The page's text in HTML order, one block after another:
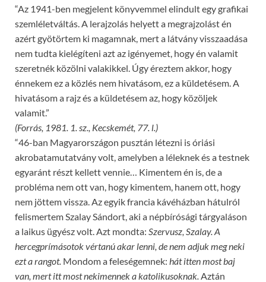
“Az 1941-ben megjelent könyvemmel elindult egy grafikai
szemléletváltás. A lerajzolás helyett a megrajzolást én
azért gyötörtem ki magamnak, mert a látvány visszaadása
nem tudta kielégíteni azt az igényemet, hogy én valamit
szeretnék közölni valakikkel. Úgy éreztem akkor, hogy
énnekem ez a közlés nem hivatásom, ez a küldetésem. A
hivatásom a rajz és a küldetésem az, hogy közöljek
valamit.”
(Forrás, 1981. 1. sz., Kecskemét, 77. l.)
“46-ban Magyarországon pusztán létezni is óriási
akrobatamutatvány volt, amelyben a léleknek és a testnek
egyaránt részt kellett vennie… Kimentem én is, de a
probléma nem ott van, hogy kimentem, hanem ott, hogy
nem jöttem vissza. Az egyik francia kávéházban hátulról
felismertem Szalay Sándort, aki a népbírósági tárgyaláson
a laikus ügyész volt. Azt mondta: Szervusz, Szalay. A
hercegprímásotok vértanú akar lenni, de nem adjuk meg neki
ezt a rangot. Mondom a feleségemnek: hát itten most baj
van, mert itt most nekimennek a katolikusoknak. Aztán